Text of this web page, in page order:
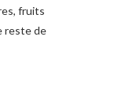
fruits
reste de